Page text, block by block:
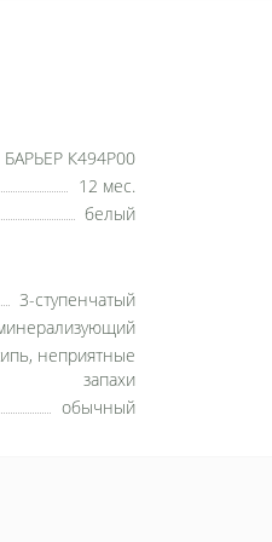
БАРЬЕР К494Р00
12 мес.
белый
3-ступенчатый
неприятные
запахи
обычный